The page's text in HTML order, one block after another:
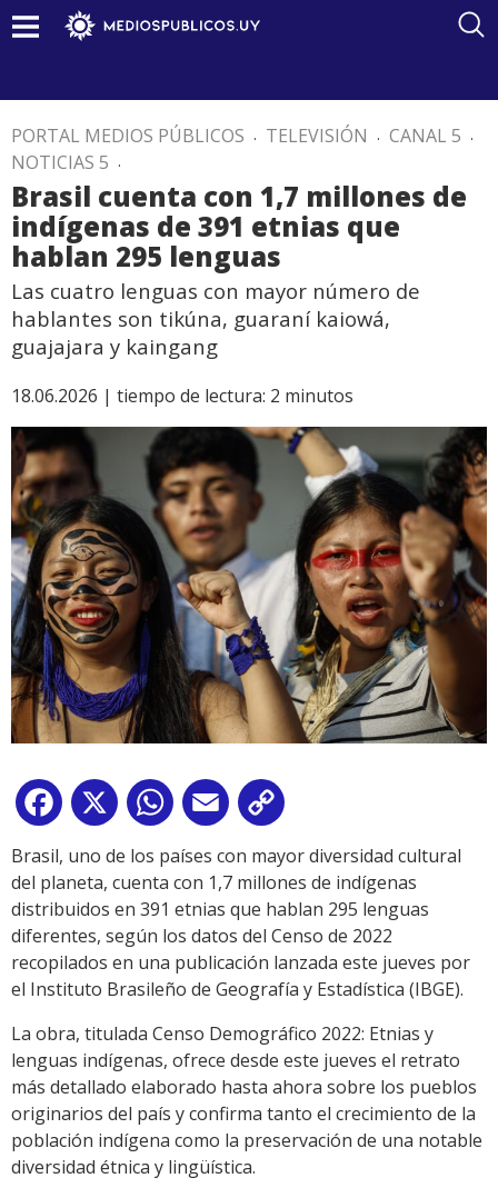
PORTAL MEDIOS PÚBLICOS . TELEVISIÓN . CANAL 5 .
NOTICIAS 5 .
Brasil cuenta con 1,7 millones de
indígenas de 391 etnias que
hablan 295 lenguas
Las cuatro lenguas con mayor número de
hablantes son tikúna, guaraní kaiowá,
guajajara y kaingang
18.06.2026 | tiempo de lectura: 2 minutos
Facebook
X WhatsApp
Email
Link
Brasil, uno de los países con mayor diversidad cultural
del planeta, cuenta con 1,7 millones de indígenas
distribuidos en 391 etnias que hablan 295 lenguas
diferentes, según los datos del Censo de 2022
recopilados en una publicación lanzada este jueves por
el Instituto Brasileño de Geografía y Estadística (IBGE).
La obra, titulada Censo Demográfico 2022: Etnias y
lenguas indígenas, ofrece desde este jueves el retrato
más detallado elaborado hasta ahora sobre los pueblos
originarios del país y confirma tanto el crecimiento de la
población indígena como la preservación de una notable
diversidad étnica y lingüística.